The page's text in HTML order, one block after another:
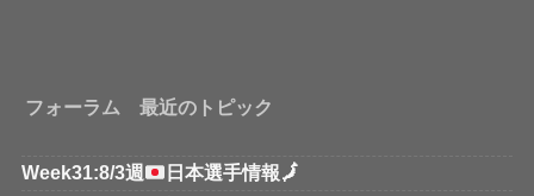
フォーラム 最近のトピック
Week31:8/3週 日本選手情報🗾